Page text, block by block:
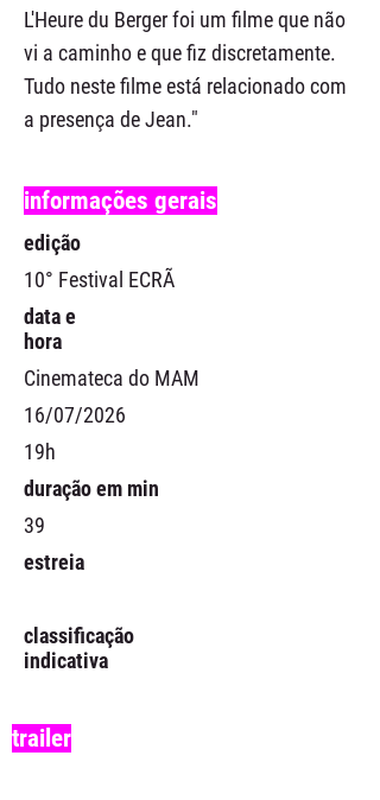
L'Heure du Berger foi um filme que não
vi a caminho e que fiz discretamente.
Tudo neste filme está relacionado com
a presença de Jean."
informações gerais
edição
10° Festival ECRÃ
data e
hora
Cinemateca do MAM
16/07/2026
19h
duração em min
39
estreia
classificação
indicativa
trailer